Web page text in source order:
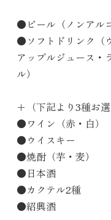
●ビール（ノンアル
●ソフトドリンク（
アップルジュース・
ル）
＋（下記より3種お選
●ワイン（赤・白）
●ウイスキー
●焼酎（芋・麦）
●日本酒
●カクテル2種
●紹興酒